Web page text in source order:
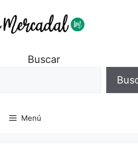
Buscar
Menú